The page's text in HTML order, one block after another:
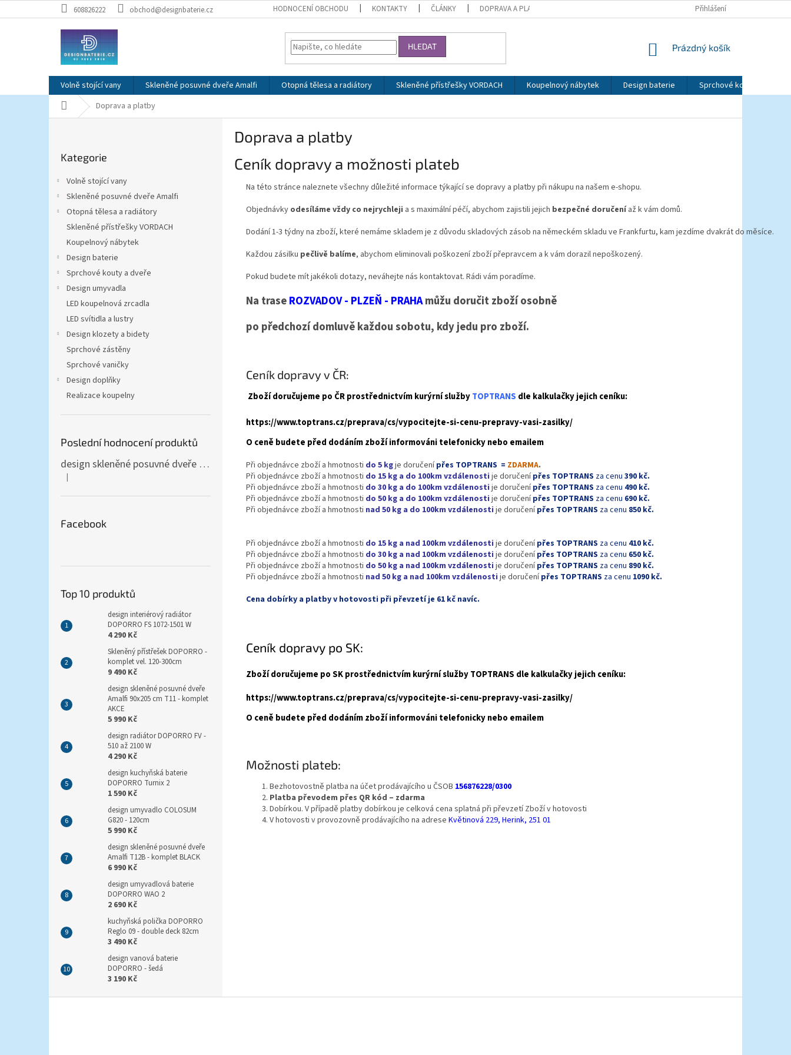
na
608826222 obchod@designbaterie.cz HODNOCENÍ OBCHODU KONTAKTY ČLÁNKY DOPRAVA A PLATBY PODMÍNKY OCHRANY OSOBNÍCH ÚDAJŮ
Přihlášení
HLEDAT
NÁKUPNÍ
Prázdný košík
Volně stojící vany Skleněné posuvné dveře Amalfi Otopná tělesa a radiátory Skleněné přístřešky VORDACH Koupelnový nábytek Design baterie
Sprchové kouty a dveře
Domů Doprava a platby
kategorie
Kategorie
Volně stojící vany
Skleněné posuvné dveře Amalfi
Otopná tělesa a radiátory
Skleněné přístřešky VORDACH
Koupelnový nábytek
Design baterie
Sprchové kouty a dveře
Design umyvadla
LED koupelnová zrcadla
LED svítidla a lustry
Design klozety a bidety
Sprchové zástěny
Sprchové vaničky
Design doplňky
Realizace koupelny
Poslední hodnocení produktů
design skleněné posuvné dveře Amalfi 90x205 cm T12 - komplet AKCE
Hodnocení produktu je 5 z 5 hvězdiček.
|
Facebook
Top 10 produktů
design interiérový radiátor
DOPORRO FS 1072-1501 W
4 290 Kč
Skleněný přístřešek DOPORRO -
komplet vel. 120-300cm
9 490 Kč
design skleněné posuvné dveře
Amalfi 90x205 cm T11 - komplet
AKCE
5 990 Kč
design radiátor DOPORRO FV -
510 až 2100 W
4 290 Kč
design kuchyňská baterie
DOPORRO Turnix 2
1 590 Kč
design umyvadlo COLOSUM
G820 - 120cm
5 990 Kč
design skleněné posuvné dveře
Amalfi T12B - komplet BLACK
6 990 Kč
design umyvadlová baterie
DOPORRO WAO 2
2 690 Kč
kuchyňská polička DOPORRO
Reglo 09 - double deck 82cm
3 490 Kč
design vanová baterie
DOPORRO - šedá
3 190 Kč
Doprava a platby
Ceník dopravy a možnosti plateb
Na této stránce naleznete všechny důležité informace týkající se dopravy a platby při nákupu na našem e-shopu.
Objednávky odesíláme vždy co nejrychleji a s maximální péčí, abychom zajistili jejich bezpečné doručeníaž k vám domů.
Dodání 1-3 týdny na zboží, které nemáme skladem je z důvodu skladových zásob na německém skladu ve Frankfurtu, kam jezdíme dvakrát do měsíce.
Každou zásilku pečlivě balíme, abychom eliminovali poškození zboží přepravcem a k vám dorazil nepoškozený.
Pokud budete mít jakékoli dotazy, neváhejte nás kontaktovat. Rádi vám poradíme.
Na traseROZVADOV - PLZEŇ - PRAHAmůžu doručit zboží osobně
po předchozí domluvě každou sobotu, kdy jedu pro zboží.
Ceník dopravy v ČR:
Zboží doručujeme po ČR prostřednictvím kurýrní službyTOPTRANS dle kalkulačky jejich ceníku:
https://www.toptrans.cz/preprava/cs/vypocitejte-si-cenu-prepravy-vasi-zasilky/
O ceně budete před dodáním zboží informováni telefonicky nebo emailem
Při objednávce zboží a hmotnosti do 5 kgje doručenípřes TOPTRANS = ZDARMA.
Při objednávce zboží a hmotnosti do 15 kg a do 100km vzdálenosti je doručenípřes TOPTRANS za cenu 390 kč.
Při objednávce zboží a hmotnosti do 30 kg a do 100km vzdálenosti je doručenípřes TOPTRANS za cenu 490 kč.
Při objednávce zboží a hmotnosti do 50 kg a do 100km vzdálenosti je doručenípřes TOPTRANS za cenu 690 kč.
Při objednávce zboží a hmotnosti nad 50 kg a do 100km vzdálenosti je doručenípřes TOPTRANS za cenu 850 kč.
Při objednávce zboží a hmotnosti do 15 kg a nad 100km vzdálenosti je doručenípřes TOPTRANS za cenu 410 kč.
Při objednávce zboží a hmotnosti do 30 kg a nad 100km vzdálenosti je doručenípřes TOPTRANS za cenu 650 kč.
Při objednávce zboží a hmotnosti do 50 kg a nad 100km vzdálenosti je doručenípřes TOPTRANS za cenu 890 kč.
Při objednávce zboží a hmotnosti nad 50 kg a nad 100km vzdálenosti je doručenípřes TOPTRANS za cenu 1090 kč.
Cena dobírky a platby v hotovosti při převzetí je 61 kč navíc.
Ceník dopravy po SK:
Zboží doručujeme po SK prostřednictvím kurýrní služby TOPTRANS dle kalkulačky jejich ceníku:
https://www.toptrans.cz/preprava/cs/vypocitejte-si-cenu-prepravy-vasi-zasilky/
O ceně budete před dodáním zboží informováni telefonicky nebo emailem
Možnosti plateb:
Bezhotovostně platba na účet prodávajícího u ČSOB 156876228/0300
Platba převodem přes QR kód – zdarma
Dobírkou. V případě platby dobírkou je celková cena splatná při převzetí Zboží v hotovosti
V hotovosti v provozovně prodávajícího na adrese Květinová 229, Herink, 251 01